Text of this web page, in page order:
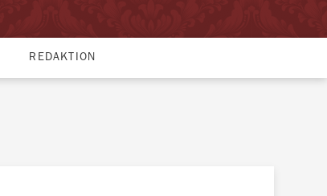
REDAKTION